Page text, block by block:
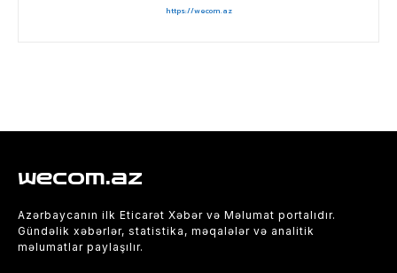
https://wecom.az
wecom.az
Azərbaycanın ilk Eticarət Xəbər və Məlumat portalıdır.
Gündəlik xəbərlər, statistika, məqalələr və analitik
məlumatlar paylaşılır.